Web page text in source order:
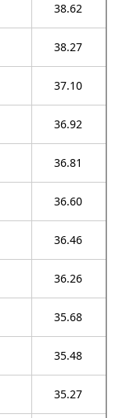
38.62
38.27
37.10
36.92
36.81
36.60
36.46
36.26
35.68
35.48
35.27